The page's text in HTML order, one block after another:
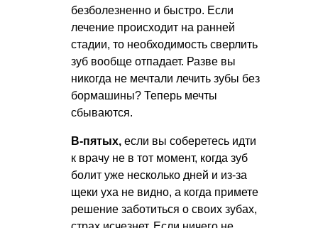
безболезненно и быстро. Если
лечение происходит на ранней
стадии, то необходимость сверлить
зуб вообще отпадает. Разве вы
никогда не мечтали лечить зубы без
бормашины? Теперь мечты
сбываются.
В-пятых, если вы соберетесь идти
к врачу не в тот момент, когда зуб
болит уже несколько дней и из-за
щеки уха не видно, а когда примете
решение заботиться о своих зубах,